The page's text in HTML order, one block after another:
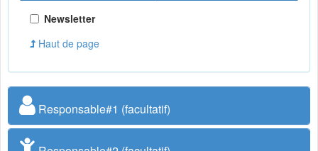
Newsletter
Haut de page
Responsable#1 (facultatif)